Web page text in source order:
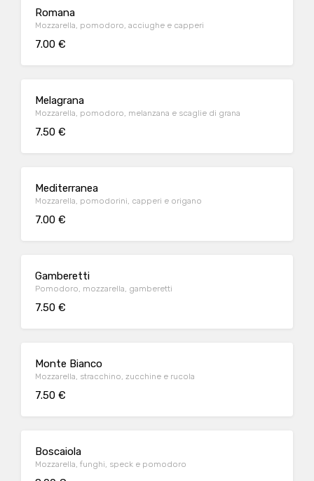
Romana
Mozzarella, pomodoro, acciughe e capperi
7.00 €
Melagrana
Mozzarella, pomodoro, melanzana e scaglie di grana
7.50 €
Mediterranea
Mozzarella, pomodorini, capperi e origano
7.00 €
Gamberetti
Pomodoro, mozzarella, gamberetti
7.50 €
Monte Bianco
Mozzarella, stracchino, zucchine e rucola
7.50 €
Boscaiola
Mozzarella, funghi, speck e pomodoro